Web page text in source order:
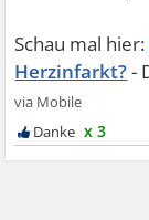
Herzinfarkt?
x 3